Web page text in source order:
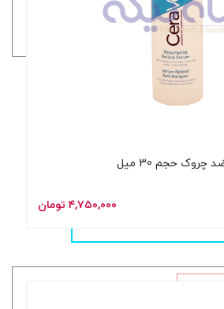
حجم 30 میل
۴,۷۵۰,۰۰۰ تومان